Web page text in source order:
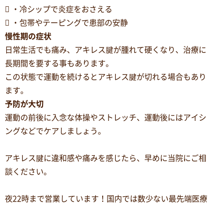
 ・冷シップで炎症をおさえる
 ・包帯やテーピングで患部の安静
慢性期の症状
日常生活でも痛み、アキレス腱が腫れて硬くなり、治療に
長期間を要する事もあります。
この状態で運動を続けるとアキレス腱が切れる場合もあり
ます。
予防が大切
運動の前後に入念な体操やストレッチ、運動後にはアイシ
ングなどでケアしましょう。
アキレス腱に違和感や痛みを感じたら、早めに当院にご相
談ください。
夜22時まで営業しています！国内では数少ない最先端医療